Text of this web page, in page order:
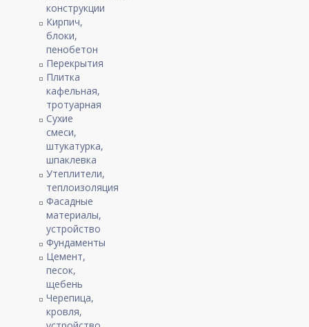
конструкции
Кирпич,
блоки,
пенобетон
Перекрытия
Плитка
кафельная,
тротуарная
Сухие
смеси,
штукатурка,
шпаклевка
Утеплители,
теплоизоляция
Фасадные
материалы,
устройство
Фундаменты
Цемент,
песок,
щебень
Черепица,
кровля,